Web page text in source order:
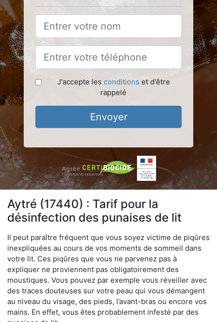
J'accepte les conditions et d'être
rappelé
Envoyer
Aytré (17440) : Tarif pour la
désinfection des punaises de lit
Il peut paraître fréquent que vous soyez victime de piqûres
inexpliquées au cours de vos moments de sommeil dans
votre lit. Ces piqûres que vous ne parvenez pas à
expliquer ne proviennent pas obligatoirement des
moustiques. Vous pouvez par exemple vous réveiller avec
des traces douteuses sur votre peau qui vous démangent
au niveau du visage, des pieds, l’avant-bras ou encore vos
mains. En effet, vous êtes probablement infesté par des